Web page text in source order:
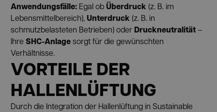
Anwendungsfälle: Egal obÜberdruck (z. B. im
Lebensmittelbereich),Unterdruck (z. B. in
schmutzbelasteten Betrieben) oderDruckneutralität–
IhreSHC-Anlagesorgt für die gewünschten
Verhältnisse.
VORTEILE DER
HALLENLÜFTUNG
Durch die Integration der Hallenlüftung in Sustainable